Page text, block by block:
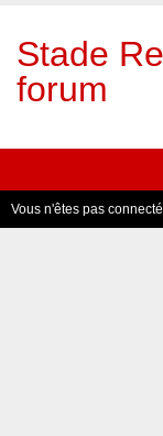
Stade
forum
Vous n'êtes pas